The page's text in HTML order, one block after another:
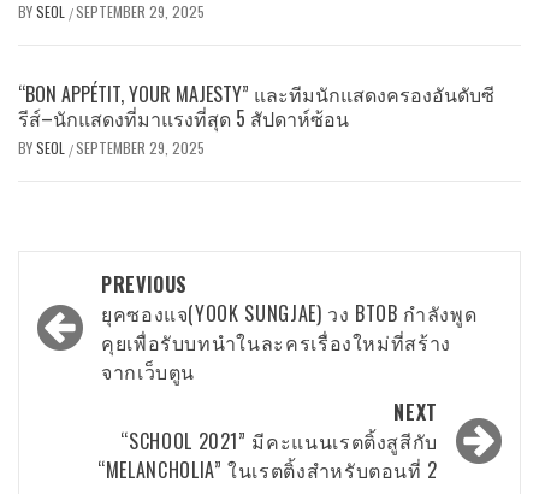
BYSEOL /SEPTEMBER 29, 2025
“BON APPÉTIT, YOUR MAJESTY” และทีมนักแสดงครองอันดับซี
รีส์–นักแสดงที่มาแรงที่สุด 5 สัปดาห์ซ้อน
BYSEOL /SEPTEMBER 29, 2025
navigation
PREVIOUS
ยุคซองแจ(YOOK SUNGJAE) วง BTOB กำลังพูด
คุยเพื่อรับบทนำในละครเรื่องใหม่ที่สร้าง
จากเว็บตูน
NEXT
“SCHOOL 2021” มีคะแนนเรตติ้งสูสีกับ
“MELANCHOLIA” ในเรตติ้งสำหรับตอนที่ 2